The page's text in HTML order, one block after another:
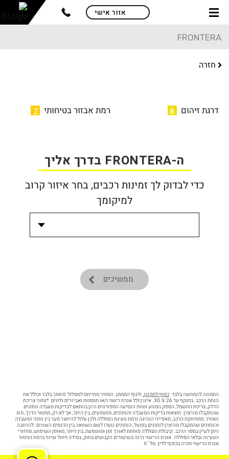
skip
content
אזור אישי
FRONTERA
חזרה
דרגת זיהום 8 רמת אבזור בטיחותי 2
ה-FRONTERA בדרך אליך
כדי לבדוק לך זמינות רכבים, בחר איזור קרוב
למיקומך
ממשיכים
התמונה להמחשה בלבד.כפוף לתקנון. ולגוף המממן. המחיר מתייחס למסלול 'מזומן' בלבד וכולל את
הנחת הרכב. בתוקף עד 30.9.26. אינו כולל אגרת רישוי ו/או תוספות ואביזרים נלווים. *נתוני צריכת
הדלק, צריכת החשמל, הספק המנוע וטווח הנסיעה המפורטים הינן בהתאם לבדיקות מעבדה ונתונים
שהתקבלו מהיצרן. תוצאות בדיקות המעבדה והנתונים, מושפעים, בין היתר, אך לא רק, מתנאי הדרך, מזג
האוויר, מתחזוקת הרכב, מאפייני הנהיגה ורמת טעינת הסוללה ולכן עלול להיווצר פער בין נתוני המעבדה
והנתונים שהתקבלו מהיצרן לנתונים בפועל, הנתונים נועדו לשם השוואה בין הדגמים השונים. להרחבה
ניתן לעיין בספר הרכב. קיבולת הסוללה פוחתת לאורך זמן ומושפעת, בין היתר, מאופן השימוש, מחזורי
הטעינה ובלאי הסוללה. אגרת הרישוי הינה בשיעורים הקבועים בחוק, במידה ויחול שינוי ברמת הגימור
אגרת הרישוי תהיה בכפוף לדין. טל``ח